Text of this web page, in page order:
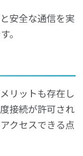
安全な通信を実
。
リットも存在し
接続が許可され
クセスできる点